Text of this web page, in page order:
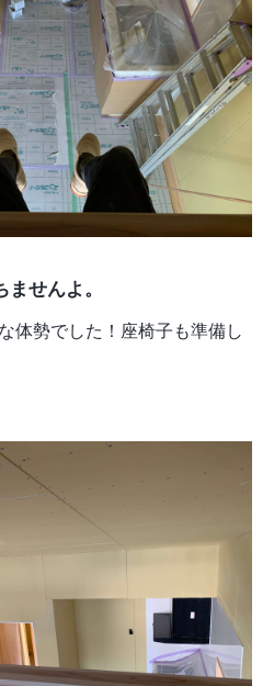
せんよ。
体勢でした！座椅子も準備し